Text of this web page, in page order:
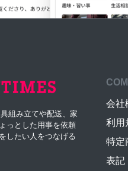
組み立てや配送、家
っとした用事を依頼
したい人をつなげる
会社
利用
特定
表記